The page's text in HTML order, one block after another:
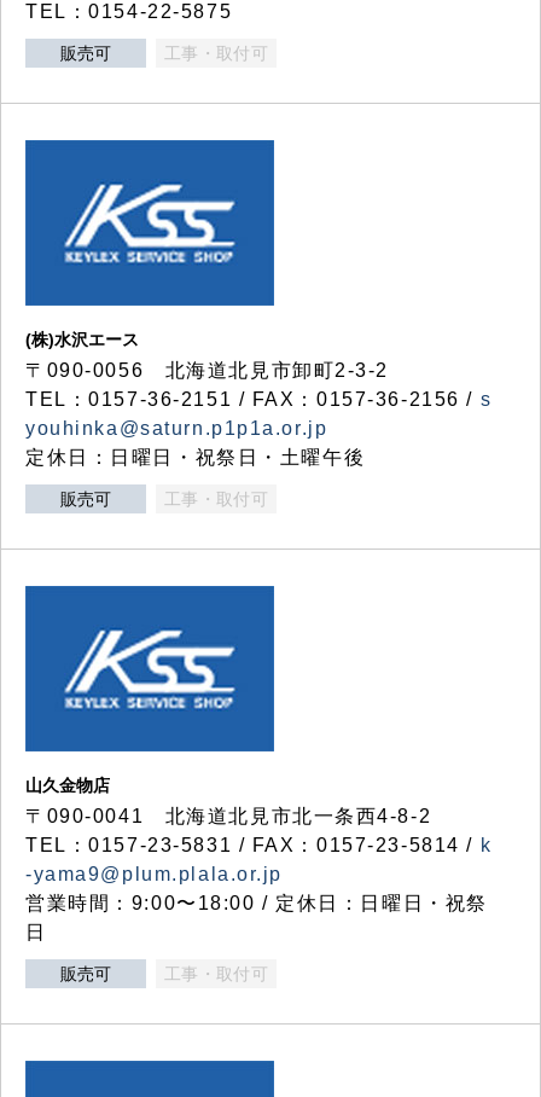
TEL：0154-22-5875
販売可 工事・取付可
(株)水沢エース
〒090-0056 北海道北見市卸町2-3-2
TEL：0157-36-2151 / FAX：0157-36-2156 / s
youhinka@saturn.p1p1a.or.jp
定休日：日曜日・祝祭日・土曜午後
販売可 工事・取付可
山久金物店
〒090-0041 北海道北見市北一条西4-8-2
TEL：0157-23-5831 / FAX：0157-23-5814 / k
-yama9@plum.plala.or.jp
営業時間：9:00〜18:00 / 定休日：日曜日・祝祭
日
販売可 工事・取付可